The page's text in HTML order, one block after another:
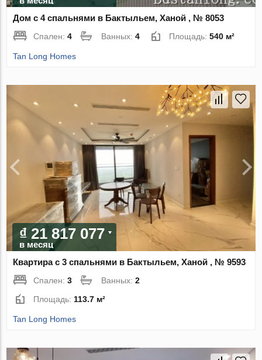
Дом с 4 спальнями в Бактыльем, Ханой , № 8053
Спален:4 Ванных:4 Площадь:540 м²
Tan Long Homes
₫ 21 817 077
в месяц
Квартира с 3 спальнями в Бактыльем, Ханой , № 9593
Спален:3 Ванных:2
Площадь: 113.7 м²
Tan Long Homes